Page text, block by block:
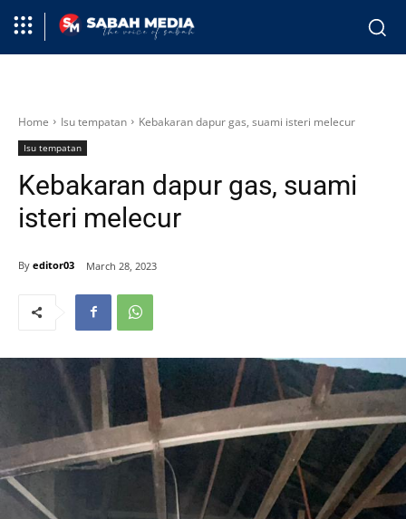
Home Isu tempatan Kebakaran dapur gas, suami isteri melecur
Isu tempatan
Kebakaran dapur gas, suami
isteri melecur
By editor03 March 28, 2023